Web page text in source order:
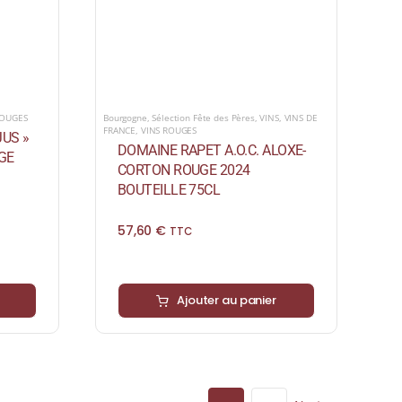
»
Bourgogne,Sélection Fête des Pères,VINS, VINS DE
FRANCE, VINS ROUGES
DOMAINE RAPET A.O.C. ALOXE-
CORTON ROUGE 2024
BOUTEILLE 75CL
57,60 € TTC
Ajouter au panier